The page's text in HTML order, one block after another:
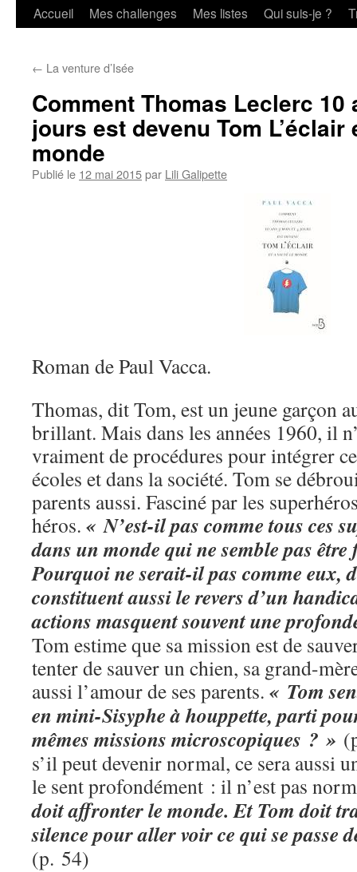
Aller
contenu
Accueil Mes challenges Mes listes Qui suis-je ?
← La venture d’Isée
Comment Thomas Leclerc 10
jours est devenu Tom L’éclair
monde
Publié le 12 mai 2015par Lili Galipette
Roman de Paul Vacca.
Thomas, dit Tom, est un jeune garçon
brillant. Mais dans les années 1960, il
vraiment de procédures pour intégrer
écoles et dans la société. Tom se
parents aussi. Fasciné par les
héros. « N’est-il pas comme tous ces
dans un monde qui ne semble pas
Pourquoi ne serait-il pas comme eux,
constituent aussi le revers d’un
actions masquent souvent une
Tom estime que sa mission est de
tenter de sauver un chien, sa grand-
aussi l’amour de ses parents. « Tom
en mini-Sisyphe à houppette, parti
mêmes missions microscopiques ? »
s’il peut devenir normal, ce sera aussi
le sent profondément : il n’est pas
doit affronter le monde. Et Tom doit
silence pour aller voir ce qui se passe
(p. 54)